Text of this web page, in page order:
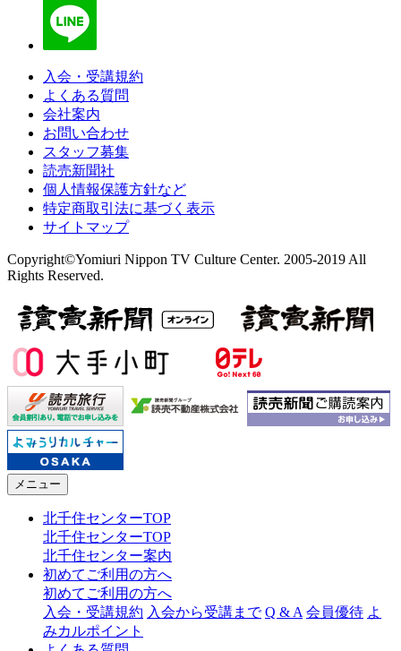
入会・受講規約
よくある質問
会社案内
お問い合わせ
スタッフ募集
読売新聞社
個人情報保護方針など
特定商取引法に基づく表示
サイトマップ
Copyright©Yomiuri Nippon TV Culture Center. 2005-2019 All
Rights Reserved.
メニュー
北千住センターTOP
北千住センターTOP
北千住センター案内
初めてご利用の方へ
初めてご利用の方へ
入会・受講規約 入会から受講まで Q & A 会員優待 よ
みカルポイント